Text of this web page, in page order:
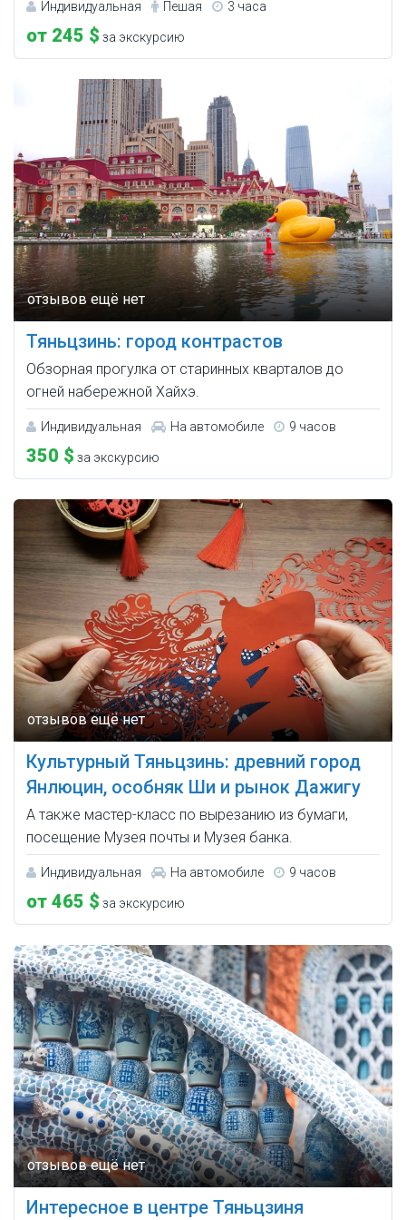
Индивидуальная Пешая 3 часа
от 245 $ за экскурсию
Тяньцзинь: город контрастов
Обзорная прогулка от старинных кварталов до
огней набережной Хайхэ.
Индивидуальная На автомобиле 9 часов
350 $ за экскурсию
Культурный Тяньцзинь: древний город
Янлюцин, особняк Ши и рынок Дажигу
А также мастер-класс по вырезанию из бумаги,
посещение Музея почты и Музея банка.
Индивидуальная На автомобиле 9 часов
от 465 $ за экскурсию
Интересное в центре Тяньцзиня